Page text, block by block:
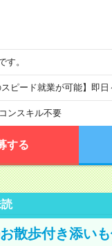
。
ピード就業が可能】即日
ンスキル不要
する
散歩付き添い